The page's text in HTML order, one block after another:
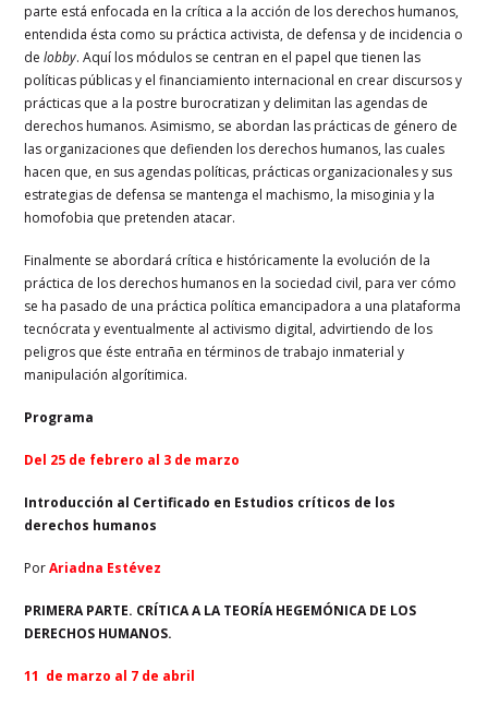
parte está enfocada en la crítica a la acción de los derechos humanos,
entendida ésta como su práctica activista, de defensa y de incidencia o
delobby. Aquí los módulos se centran en el papel que tienen las
políticas públicas y el financiamiento internacional en crear discursos y
prácticas que a la postre burocratizan y delimitan las agendas de
derechos humanos. Asimismo, se abordan las prácticas de género de
las organizaciones que defienden los derechos humanos, las cuales
hacen que, en sus agendas políticas, prácticas organizacionales y sus
estrategias de defensa se mantenga el machismo, la misoginia y la
homofobia que pretenden atacar.
Finalmente se abordará crítica e históricamente la evolución de la
práctica de los derechos humanos en la sociedad civil, para ver cómo
se ha pasado de una práctica política emancipadora a una plataforma
tecnócrata y eventualmente al activismo digital, advirtiendo de los
peligros que éste entraña en términos de trabajo inmaterial y
manipulación algorítimica.
Programa
Del 25 de febrero al 3 de marzo
Introducción al Certificado en Estudios críticos de los
derechos humanos
PorAriadna Estévez
PRIMERA PARTE. CRÍTICA A LA TEORÍA HEGEMÓNICA DE LOS
DERECHOS HUMANOS.
11 de marzo al 7 de abril